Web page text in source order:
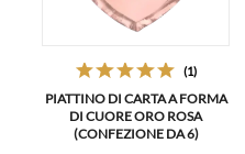
(1)
PIATTINO DI CARTA A FORMA
DI CUORE ORO ROSA
(CONFEZIONE DA 6)